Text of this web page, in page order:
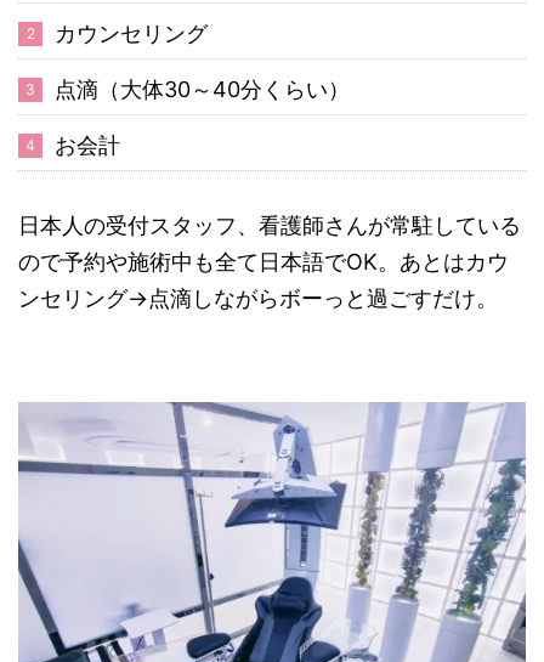
カウンセリング
点滴（大体30～40分くらい）
お会計
日本人の受付スタッフ、看護師さんが常駐している
ので予約や施術中も全て日本語でOK。あとはカウ
ンセリング→点滴しながらボーっと過ごすだけ。